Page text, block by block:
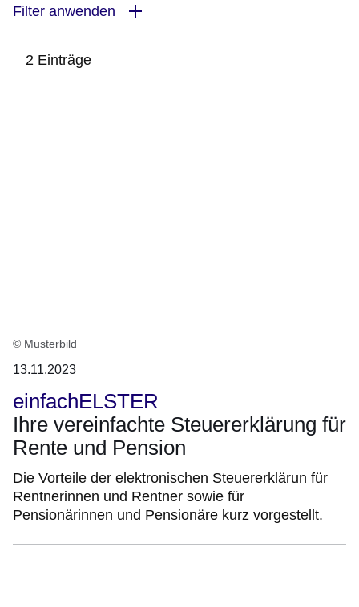
Filter anwenden
2 Einträge
© Musterbild
13.11.2023
einfachELSTER
Ihre vereinfachte Steuererklärung für
Rente und Pension
Die Vorteile der elektronischen Steuererklärun für
Rentnerinnen und Rentner sowie für
Pensionärinnen und Pensionäre kurz vorgestellt.